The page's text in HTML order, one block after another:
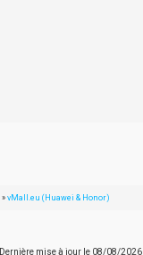
» vMall.eu (Huawei & Honor)
Dernière mise à jour le 08/08/2026